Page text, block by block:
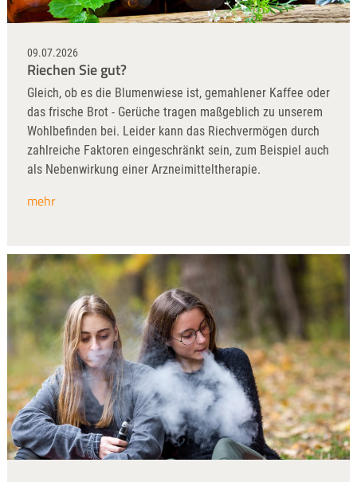
09.07.2026
Riechen Sie gut?
Gleich, ob es die Blumenwiese ist, gemahlener Kaffee oder
das frische Brot - Gerüche tragen maßgeblich zu unserem
Wohlbefinden bei. Leider kann das Riechvermögen durch
zahlreiche Faktoren eingeschränkt sein, zum Beispiel auch
als Nebenwirkung einer Arzneimitteltherapie.
mehr